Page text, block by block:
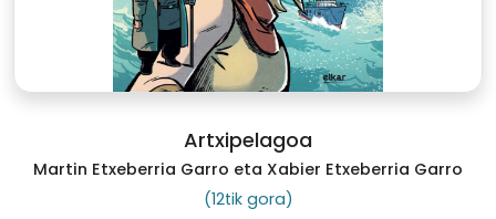
Artxipelagoa
Martin Etxeberria Garro eta Xabier Etxeberria Garro
(12tik gora)